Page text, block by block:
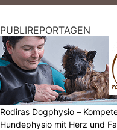
PUBLIREPORTAGEN
Rodiras Dogphysio –
Hundephysio mit Herz und